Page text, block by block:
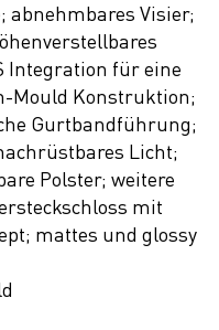
Visier;
Integration für eine
Mould Konstruktion;
Gurtbandführung;
Licht;
Polster; weitere
mit
mattes und glossy